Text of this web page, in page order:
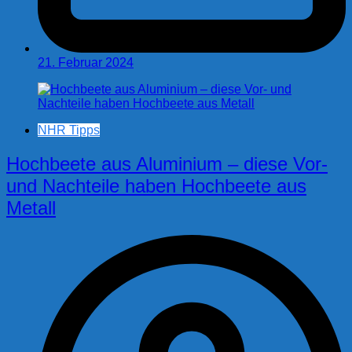
21. Februar 2024
NHR Tipps
Hochbeete aus Aluminium – diese Vor-
und Nachteile haben Hochbeete aus
Metall